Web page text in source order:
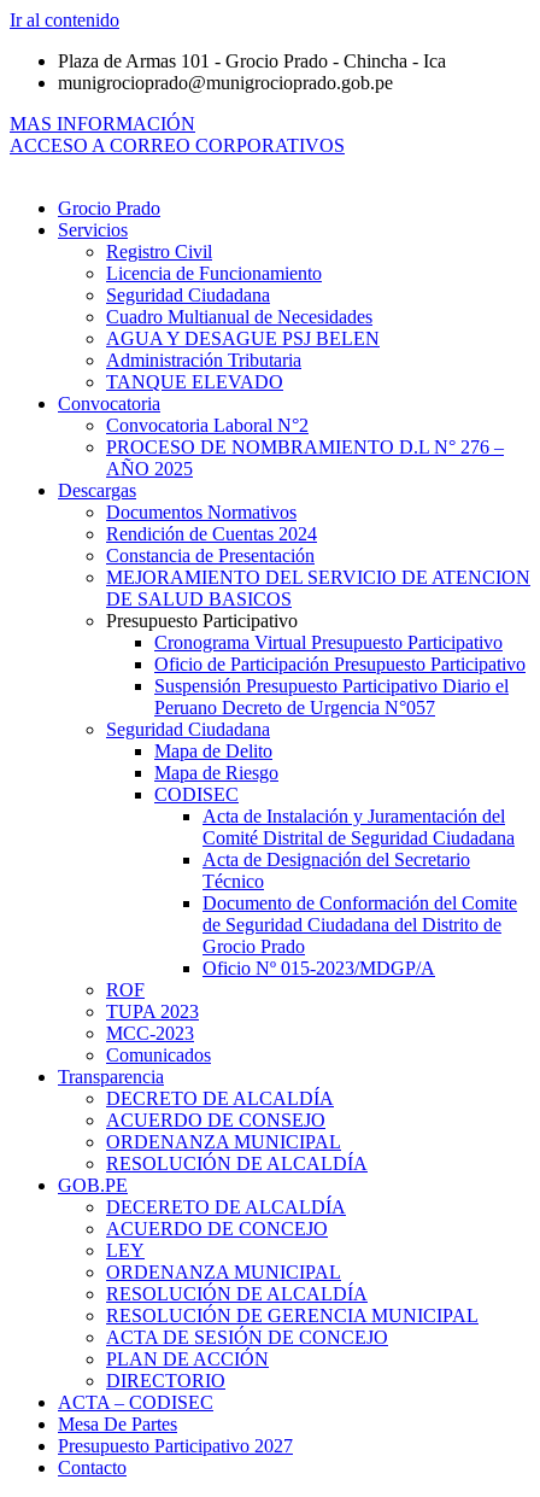
Ir al contenido
Plaza de Armas 101 - Grocio Prado - Chincha - Ica
munigrocioprado@munigrocioprado.gob.pe
MAS INFORMACIÓN
ACCESO A CORREO CORPORATIVOS
Grocio Prado
Servicios
Registro Civil
Licencia de Funcionamiento
Seguridad Ciudadana
Cuadro Multianual de Necesidades
AGUA Y DESAGUE PSJ BELEN
Administración Tributaria
TANQUE ELEVADO
Convocatoria
Convocatoria Laboral N°2
PROCESO DE NOMBRAMIENTO D.L N° 276 –
AÑO 2025
Descargas
Documentos Normativos
Rendición de Cuentas 2024
Constancia de Presentación
MEJORAMIENTO DEL SERVICIO DE ATENCION
DE SALUD BASICOS
Presupuesto Participativo
Cronograma Virtual Presupuesto Participativo
Oficio de Participación Presupuesto Participativo
Suspensión Presupuesto Participativo Diario el
Peruano Decreto de Urgencia N°057
Seguridad Ciudadana
Mapa de Delito
Mapa de Riesgo
CODISEC
Acta de Instalación y Juramentación del
Comité Distrital de Seguridad Ciudadana
Acta de Designación del Secretario
Técnico
Documento de Conformación del Comite
de Seguridad Ciudadana del Distrito de
Grocio Prado
Oficio Nº 015-2023/MDGP/A
ROF
TUPA 2023
MCC-2023
Comunicados
Transparencia
DECRETO DE ALCALDÍA
ACUERDO DE CONSEJO
ORDENANZA MUNICIPAL
RESOLUCIÓN DE ALCALDÍA
GOB.PE
DECERETO DE ALCALDÍA
ACUERDO DE CONCEJO
LEY
ORDENANZA MUNICIPAL
RESOLUCIÓN DE ALCALDÍA
RESOLUCIÓN DE GERENCIA MUNICIPAL
ACTA DE SESIÓN DE CONCEJO
PLAN DE ACCIÓN
DIRECTORIO
ACTA – CODISEC
Mesa De Partes
Presupuesto Participativo 2027
Contacto